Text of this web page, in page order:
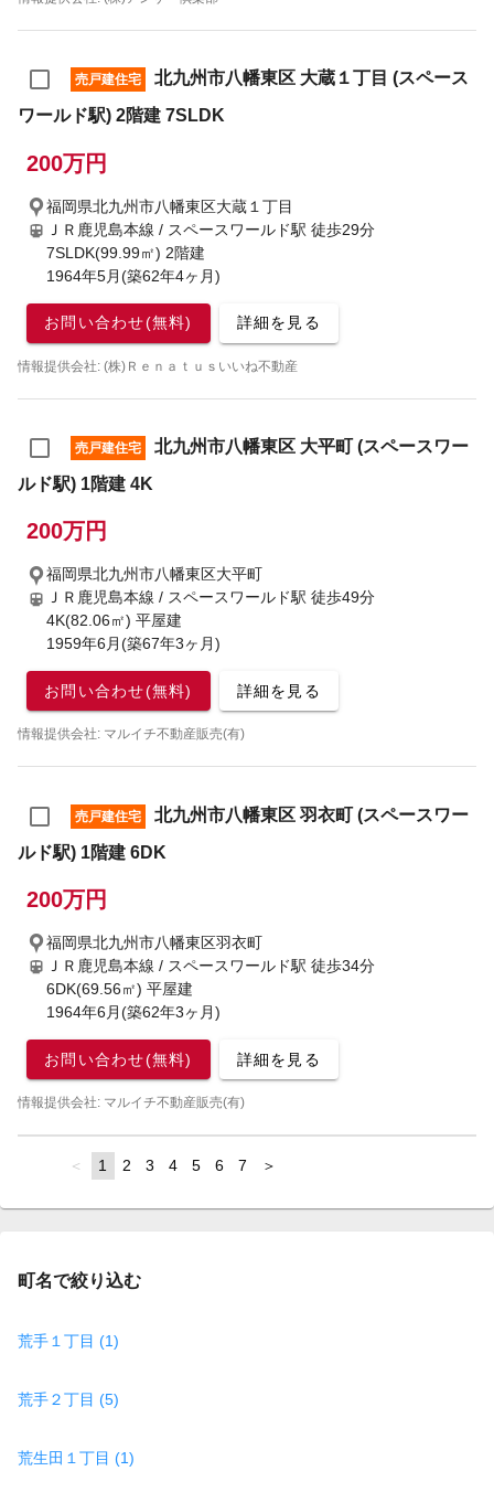
売戸建住宅
北九州市八幡東区 大蔵１丁目 (スペース
ワールド駅) 2階建 7SLDK
200万円
福岡県北九州市八幡東区大蔵１丁目
ＪＲ鹿児島本線 / スペースワールド駅 徒歩29分
7SLDK(99.99㎡) 2階建
1964年5月(築62年4ヶ月)
お問い合わせ(無料) 詳細を見る
情報提供会社: (株)Ｒｅｎａｔｕｓいいね不動産
売戸建住宅
北九州市八幡東区 大平町 (スペースワー
ルド駅) 1階建 4K
200万円
福岡県北九州市八幡東区大平町
ＪＲ鹿児島本線 / スペースワールド駅 徒歩49分
4K(82.06㎡) 平屋建
1959年6月(築67年3ヶ月)
お問い合わせ(無料) 詳細を見る
情報提供会社: マルイチ不動産販売(有)
売戸建住宅
北九州市八幡東区 羽衣町 (スペースワー
ルド駅) 1階建 6DK
200万円
福岡県北九州市八幡東区羽衣町
ＪＲ鹿児島本線 / スペースワールド駅 徒歩34分
6DK(69.56㎡) 平屋建
1964年6月(築62年3ヶ月)
お問い合わせ(無料) 詳細を見る
情報提供会社: マルイチ不動産販売(有)
page
You're
page
1 page
2 page
3 page
4 page
5 page
6 page
7 page
町名で絞り込む
荒手１丁目 (1)
荒手２丁目 (5)
荒生田１丁目 (1)